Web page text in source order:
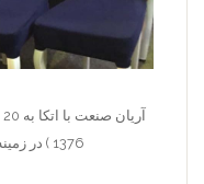
1376 ) در زمینه صندلی تالاری و رستورانی و